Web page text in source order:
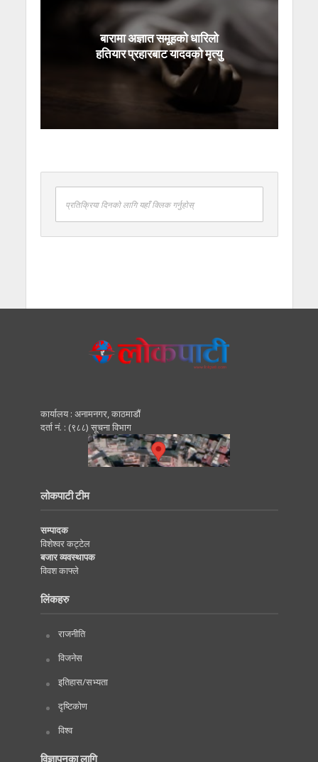
बारामा अज्ञात समूहको धारिलो
हतियार प्रहारबाट यादवको मृत्यु
प्रतिक्रिया दिनको लागि यहाँ क्लिक गर्नुहोस्
कार्यालय : अनामनगर, काठमाडाैं
दर्ता नं. : (९८८) सूचना विभाग
लोकपाटी टीम
सम्पादक
विशेश्वर कट्टेल
बजार व्यवस्थापक
विवश काफ्ले
लिंकहरु
राजनीति
विजनेस
इतिहास/सभ्यता
दृष्टिकोण
विश्व
विज्ञापनका लागि